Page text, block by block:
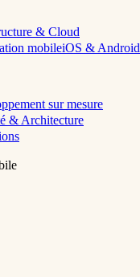
& Cloud
mobileiOS & Android
sur mesure
& Architecture